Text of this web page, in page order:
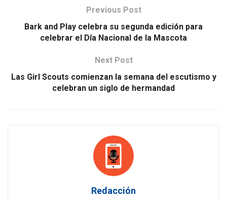
Previous Post
Bark and Play celebra su segunda edición para
celebrar el Día Nacional de la Mascota
Next Post
Las Girl Scouts comienzan la semana del escutismo y
celebran un siglo de hermandad
Redacción